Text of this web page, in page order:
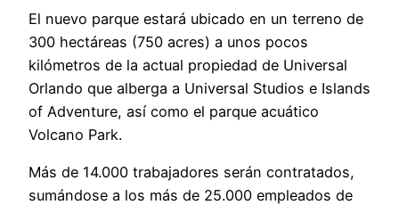
El nuevo parque estará ubicado en un terreno de
300 hectáreas (750 acres) a unos pocos
kilómetros de la actual propiedad de Universal
Orlando que alberga a Universal Studios e Islands
of Adventure, así como el parque acuático
Volcano Park.
Más de 14.000 trabajadores serán contratados,
sumándose a los más de 25.000 empleados de